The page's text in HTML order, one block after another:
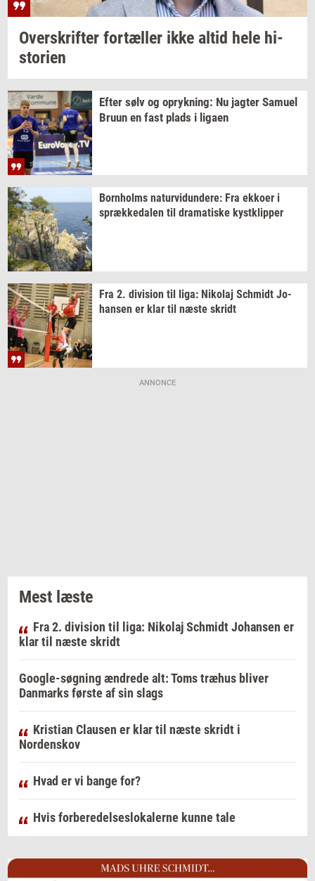
Over­skrif­ter for­tæl­ler ikke altid hele hi­
sto­ri­en
Efter sølv og op­ryk­ning: Nu jag­ter Samu­el
Bruun en fast plads i liga­en
Born­holms na­tur­vi­dun­de­re: Fra ek­ko­er i
spræk­ke­da­len til dra­ma­ti­ske kyst­klip­per
Fra 2. di­vi­sion til liga: Ni­ko­laj Sch­midt Jo­
han­sen er klar til næste skridt
ANNONCE
Mest læste
Fra 2. division til liga: Nikolaj Schmidt Johansen er
klar til næste skridt
Google-søgning ændrede alt: Toms træhus bliver
Danmarks første af sin slags
Kristian Clausen er klar til næste skridt i
Nordenskov
Hvad er vi bange for?
Hvis forberedelseslokalerne kunne tale